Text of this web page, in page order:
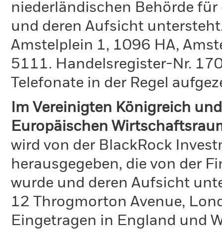
niederländischen Behörde
und deren Aufsicht
Amstelplein 1, 1096 HA,
5111. Handelsregister-Nr.
Telefonate in der Regel
Im Vereinigten Königreich
Europäischen
wird von der BlackRock
herausgegeben, die von der
wurde und deren Aufsicht
12 Throgmorton Avenue,
Eingetragen in England und